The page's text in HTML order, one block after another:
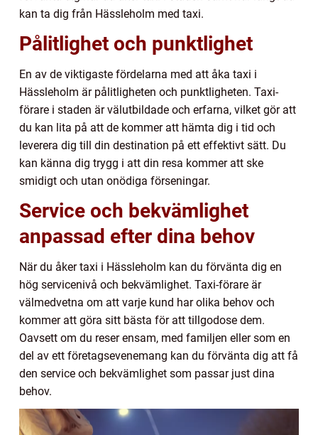
kan ta dig från Hässleholm med taxi.
Pålitlighet och punktlighet
En av de viktigaste fördelarna med att åka taxi i
Hässleholm är pålitligheten och punktligheten. Taxi-
förare i staden är välutbildade och erfarna, vilket gör att
du kan lita på att de kommer att hämta dig i tid och
leverera dig till din destination på ett effektivt sätt. Du
kan känna dig trygg i att din resa kommer att ske
smidigt och utan onödiga förseningar.
Service och bekvämlighet
anpassad efter dina behov
När du åker taxi i Hässleholm kan du förvänta dig en
hög servicenivå och bekvämlighet. Taxi-förare är
välmedvetna om att varje kund har olika behov och
kommer att göra sitt bästa för att tillgodose dem.
Oavsett om du reser ensam, med familjen eller som en
del av ett företagsevenemang kan du förvänta dig att få
den service och bekvämlighet som passar just dina
behov.